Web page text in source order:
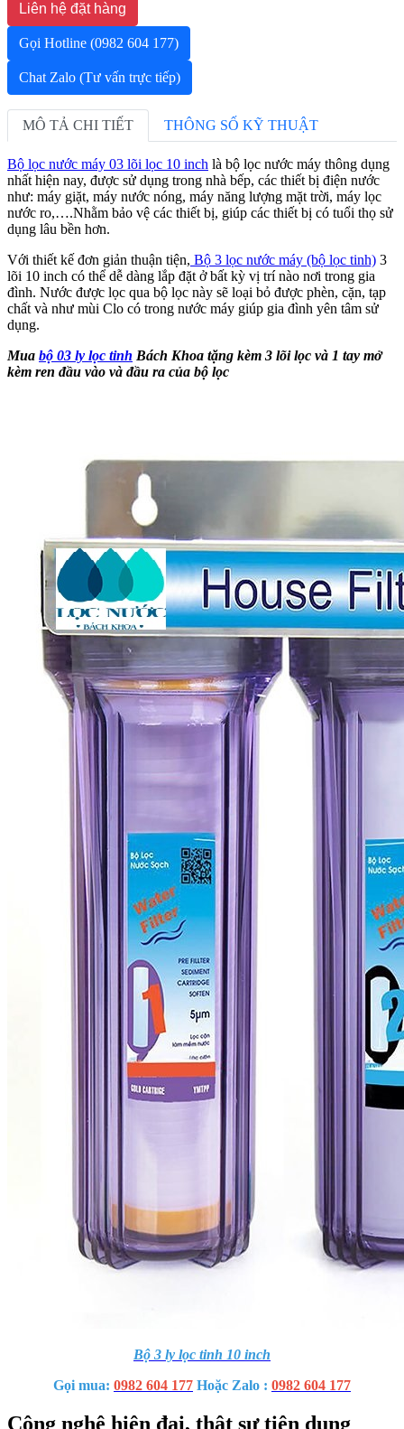
Liên hệ đặt hàng
Gọi Hotline (0982 604 177)
Chat Zalo (Tư vấn trực tiếp)
MÔ TẢ CHI TIẾT THÔNG SỐ KỸ THUẬT
Bộ lọc nước máy 03 lõi lọc 10 inch là bộ lọc nước máy thông dụng
nhất hiện nay, được sử dụng trong nhà bếp, các thiết bị điện nước
như: máy giặt, máy nước nóng, máy năng lượng mặt trời, máy lọc
nước ro,….Nhằm bảo vệ các thiết bị, giúp các thiết bị có tuổi thọ sử
dụng lâu bền hơn.
Với thiết kế đơn giản thuận tiện, Bộ 3 lọc nước máy (bộ lọc tinh) 3
lõi 10 inch có thể dễ dàng lắp đặt ở bất kỳ vị trí nào nơi trong gia
đình. Nước được lọc qua bộ lọc này sẽ loại bỏ được phèn, cặn, tạp
chất và như mùi Clo có trong nước máy giúp gia đình yên tâm sử
dụng.
Mua bộ 03 ly lọc tinh Bách Khoa tặng kèm 3 lõi lọc và 1 tay mở
kèm ren đầu vào và đầu ra của bộ lọc
Bộ 3 ly lọc tinh 10 inch
Gọi mua: 0982 604 177 Hoặc Zalo : 0982 604 177
Công nghệ hiện đại, thật sự tiện dụng